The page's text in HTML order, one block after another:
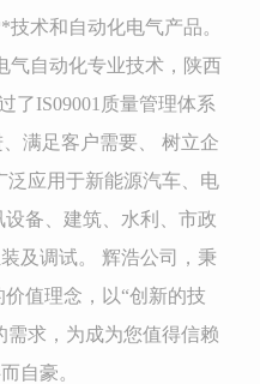
术和自动化电气产品。
气自动化专业技术，陕西
了IS09001质量管理体系
满足客户需要、 树立企
泛应用于新能源汽车、电
备、建筑、水利、市政
及调试。 辉浩公司，秉
值理念，以“创新的技
需求，为成为您值得信赖
自豪。